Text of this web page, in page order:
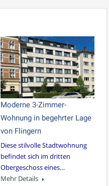
Moderne 3-Zimmer-
Wohnung in begehrter Lage
von Flingern
Diese stilvolle Stadtwohnung
befindet sich im dritten
Obergeschoss eines…
Mehr Details